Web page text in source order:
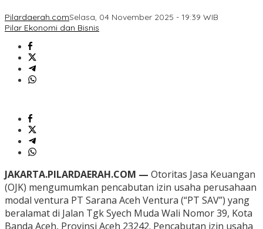
Pilardaerah.comSelasa, 04 November 2025 - 19:39 WIB
Pilar Ekonomi dan Bisnis
JAKARTA.PILARDAERAH.COM — Otoritas Jasa Keuangan
(OJK) mengumumkan pencabutan izin usaha perusahaan
modal ventura PT Sarana Aceh Ventura (“PT SAV”) yang
beralamat di Jalan Tgk Syech Muda Wali Nomor 39, Kota
Banda Aceh, Provinsi Aceh 23242. Pencabutan izin usaha